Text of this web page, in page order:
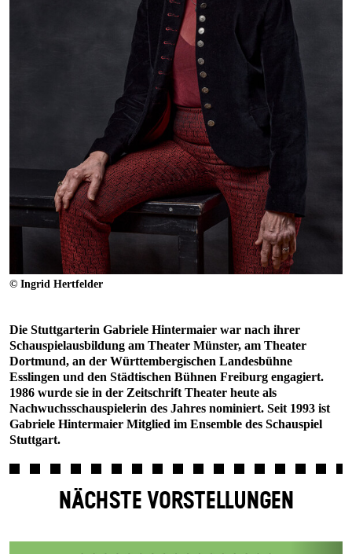
© Ingrid Hertfelder
Die Stuttgarterin Gabriele Hintermaier war nach ihrer
Schauspielausbildung am Theater Münster, am Theater
Dortmund, an der Württembergischen Landesbühne
Esslingen und den Städtischen Bühnen Freiburg engagiert.
1986 wurde sie in der Zeitschrift Theater heute als
Nachwuchsschauspielerin des Jahres nominiert. Seit 1993 ist
Gabriele Hintermaier Mitglied im Ensemble des Schauspiel
Stuttgart.
NÄCHSTE VORSTELLUNGEN